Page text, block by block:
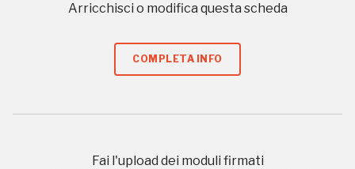
Arricchisci o modifica questa scheda
COMPLETA INFO
Fai l'upload dei moduli firmati
luogo